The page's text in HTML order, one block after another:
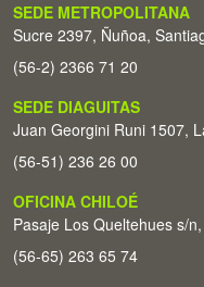
SEDE METROPOLITANA
Sucre 2397, Ñuñoa,
(56-2) 2366 71 20
SEDE DIAGUITAS
Juan Georgini Runi 1507,
(56-51) 236 26 00
OFICINA CHILOÉ
Pasaje Los Queltehues s/
(56-65) 263 65 74